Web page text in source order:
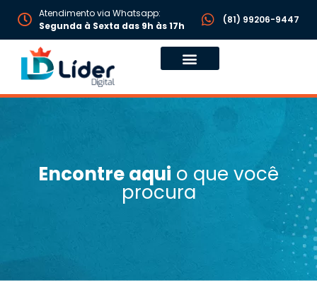
Atendimento via Whatsapp:
Segunda à Sexta das 9h às 17h
(81) 99206-9447
Encontre aqui o que você
procura